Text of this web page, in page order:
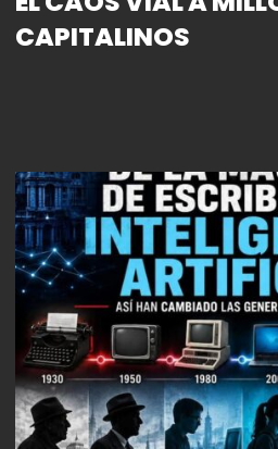
CAPITALINOS